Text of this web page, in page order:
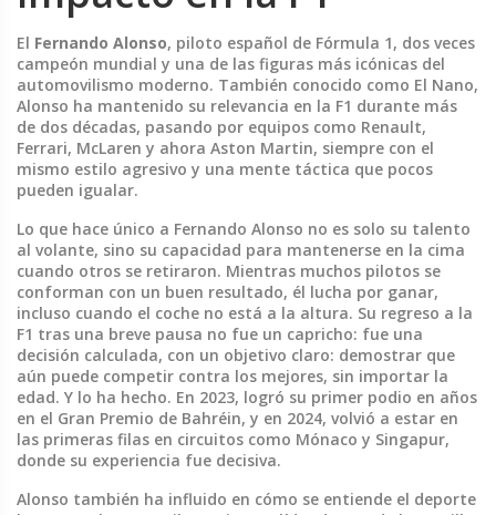
El Fernando Alonso, piloto español de Fórmula 1, dos veces
campeón mundial y una de las figuras más icónicas del
automovilismo moderno. También conocido como El Nano,
Alonso ha mantenido su relevancia en la F1 durante más
de dos décadas, pasando por equipos como Renault,
Ferrari, McLaren y ahora Aston Martin, siempre con el
mismo estilo agresivo y una mente táctica que pocos
pueden igualar.
Lo que hace único a Fernando Alonso no es solo su talento
al volante, sino su capacidad para mantenerse en la cima
cuando otros se retiraron. Mientras muchos pilotos se
conforman con un buen resultado, él lucha por ganar,
incluso cuando el coche no está a la altura. Su regreso a la
F1 tras una breve pausa no fue un capricho: fue una
decisión calculada, con un objetivo claro: demostrar que
aún puede competir contra los mejores, sin importar la
edad. Y lo ha hecho. En 2023, logró su primer podio en años
en el Gran Premio de Bahréin, y en 2024, volvió a estar en
las primeras filas en circuitos como Mónaco y Singapur,
donde su experiencia fue decisiva.
Alonso también ha influido en cómo se entiende el deporte